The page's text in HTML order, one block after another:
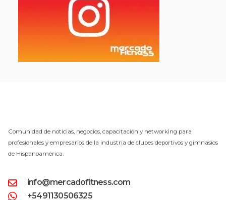
Comunidad de noticias, negocios, capacitación y networking para
profesionales y empresarios de la industria de clubes deportivos y gimnasios
de Hispanoamérica.
info@mercadofitness.com
+5491130506325